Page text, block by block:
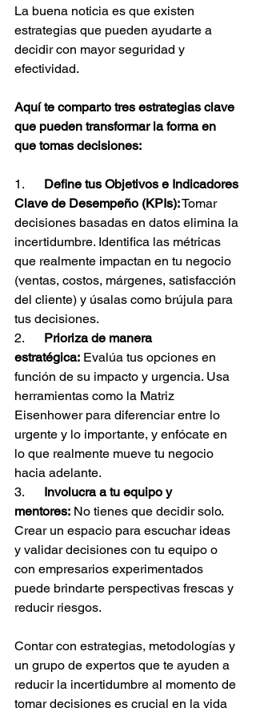
La buena noticia es que existen
estrategias que pueden ayudarte a
decidir con mayor seguridad y
efectividad.
Aquí te comparto tres estrategias clave
que pueden transformar la forma en
que tomas decisiones:
1. Define tus Objetivos e Indicadores
Clave de Desempeño (KPIs): Tomar
decisiones basadas en datos elimina la
incertidumbre. Identifica las métricas
que realmente impactan en tu negocio
(ventas, costos, márgenes, satisfacción
del cliente) y úsalas como brújula para
tus decisiones.
2. Prioriza de manera
estratégica: Evalúa tus opciones en
función de su impacto y urgencia. Usa
herramientas como la Matriz
Eisenhower para diferenciar entre lo
urgente y lo importante, y enfócate en
lo que realmente mueve tu negocio
hacia adelante.
3. Involucra a tu equipo y
mentores: No tienes que decidir solo.
Crear un espacio para escuchar ideas
y validar decisiones con tu equipo o
con empresarios experimentados
puede brindarte perspectivas frescas y
reducir riesgos.
Contar con estrategias, metodologías y
un grupo de expertos que te ayuden a
reducir la incertidumbre al momento de
tomar decisiones es crucial en la vida